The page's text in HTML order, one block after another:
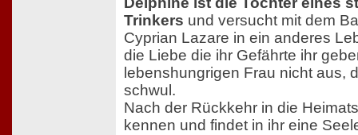
Trinkers und versucht mit dem
Cyprian Lazare in ein anderes
die Liebe die ihr Gefährte ihr
lebenshungrigen Frau nicht aus,
schwul.
Nach der Rückkehr in die
kennen und findet in ihr eine